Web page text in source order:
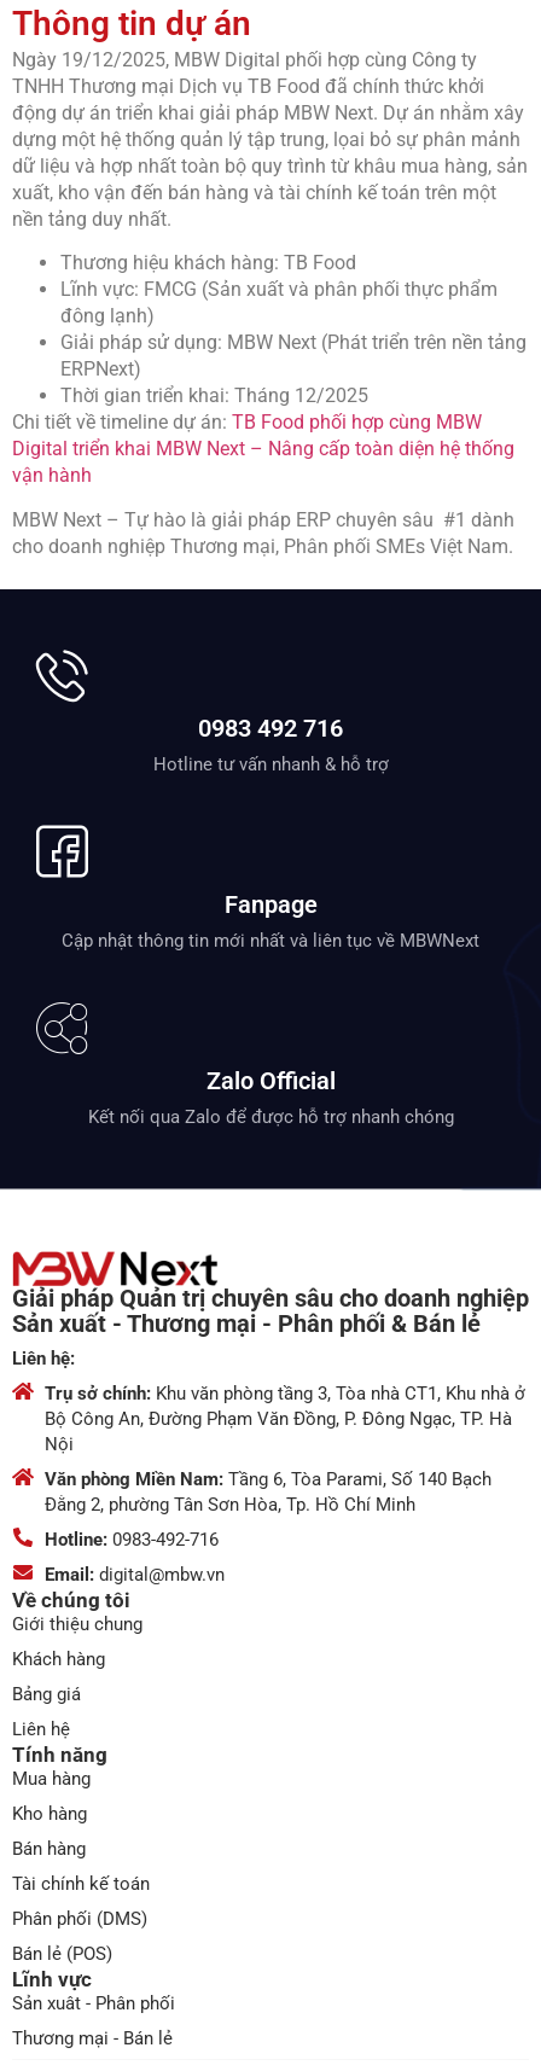
Thông tin dự án
Ngày 19/12/2025, MBW Digital phối hợp cùng Công ty
TNHH Thương mại Dịch vụ TB Food đã chính thức khởi
động dự án triển khai giải pháp MBW Next. Dự án nhằm xây
dựng một hệ thống quản lý tập trung, lọai bỏ sự phân mảnh
dữ liệu và hợp nhất toàn bộ quy trình từ khâu mua hàng, sản
xuất, kho vận đến bán hàng và tài chính kế toán trên một
nền tảng duy nhất.
Thương hiệu khách hàng: TB Food
Lĩnh vực: FMCG (Sản xuất và phân phối thực phẩm
đông lạnh)
Giải pháp sử dụng: MBW Next (Phát triển trên nền tảng
ERPNext)
Thời gian triển khai: Tháng 12/2025
Chi tiết về timeline dự án: TB Food phối hợp cùng MBW
Digital triển khai MBW Next – Nâng cấp toàn diện hệ thống
vận hành
MBW Next – Tự hào là giải pháp ERP chuyên sâu #1 dành
cho doanh nghiệp Thương mại, Phân phối SMEs Việt Nam.
0983 492 716
Hotline tư vấn nhanh & hỗ trợ
Fanpage
Cập nhật thông tin mới nhất và liên tục về MBWNext
Zalo Official
Kết nối qua Zalo để được hỗ trợ nhanh chóng
Giải pháp Quản trị chuyên sâu cho doanh nghiệp
Sản xuất - Thương mại - Phân phối & Bán lẻ
Liên hệ:
Trụ sở chính: Khu văn phòng tầng 3, Tòa nhà CT1, Khu nhà ở
Bộ Công An, Đường Phạm Văn Đồng, P. Đông Ngạc, TP. Hà
Nội
Văn phòng Miền Nam: Tầng 6, Tòa Parami, Số 140 Bạch
Đằng 2, phường Tân Sơn Hòa, Tp. Hồ Chí Minh
Hotline: 0983-492-716
Email: digital@mbw.vn
Về chúng tôi
Giới thiệu chung
Khách hàng
Bảng giá
Liên hệ
Tính năng
Mua hàng
Kho hàng
Bán hàng
Tài chính kế toán
Phân phối (DMS)
Bán lẻ (POS)
Lĩnh vực
Sản xuât - Phân phối
Thương mại - Bán lẻ